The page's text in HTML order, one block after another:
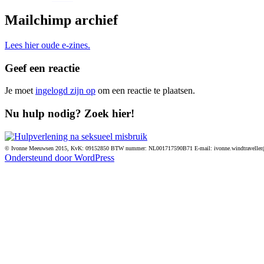
Mailchimp archief
Lees hier oude e-zines.
Geef een reactie
Je moetingelogd zijn op om een reactie te plaatsen.
Nu hulp nodig? Zoek hier!
© Ivonne Meeuwsen 2015, KvK: 09152850 BTW nummer: NL001717590B71 E-mail:
Ondersteund door WordPress